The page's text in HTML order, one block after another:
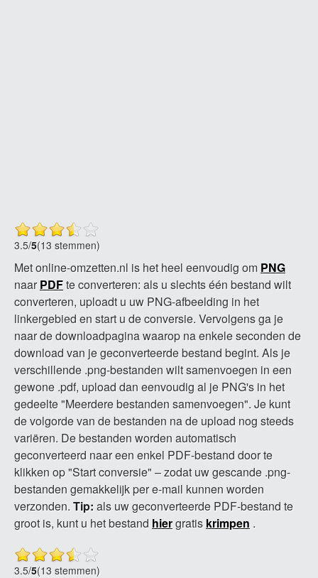
3.5/5(13 stemmen)
Met online-omzetten.nl is het heel eenvoudig om PNG
naarPDFte converteren: als u slechts één bestand wilt
converteren, uploadt u uw PNG-afbeelding in het
linkergebied en start u de conversie. Vervolgens ga je
naar de downloadpagina waarop na enkele seconden de
download van je geconverteerde bestand begint. Als je
verschillende .png-bestanden wilt samenvoegen in een
gewone .pdf, upload dan eenvoudig al je PNG's in het
gedeelte "Meerdere bestanden samenvoegen". Je kunt
de volgorde van de bestanden na de upload nog steeds
variëren. De bestanden worden automatisch
geconverteerd naar een enkel PDF-bestand door te
klikken op "Start conversie" – zodat uw gescande .png-
bestanden gemakkelijk per e-mail kunnen worden
verzonden. Tip: als uw geconverteerde PDF-bestand te
groot is, kunt u het bestand hiergratis krimpen .
3.5/5(13 stemmen)